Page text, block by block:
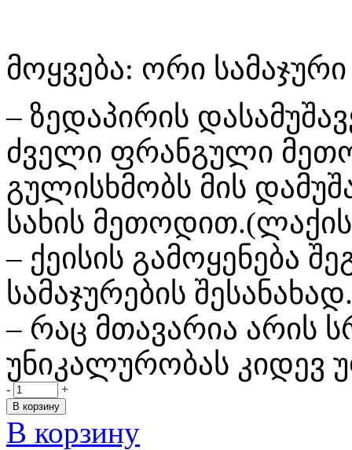
მოყვება: ორი სამაჯური
– ზედაპირის
ძველი ფრანგული
გულისხმობს მის
სახის
– ქეისის გამოყენება
სამაჯურების შესანახად.
– რაც მთავარია არის
უნიკალურობას კიდევ
- +
В корзину
В корзину